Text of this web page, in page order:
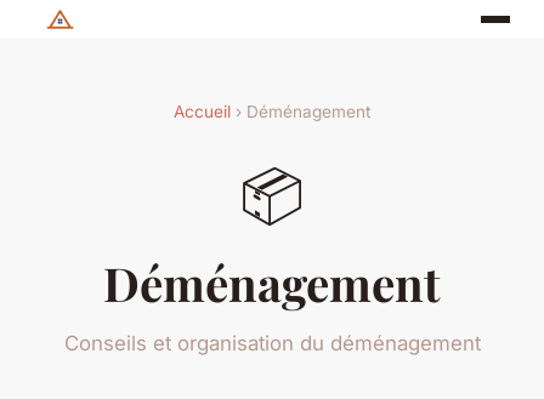
Accueil › Déménagement
📦
Déménagement
Conseils et organisation du déménagement